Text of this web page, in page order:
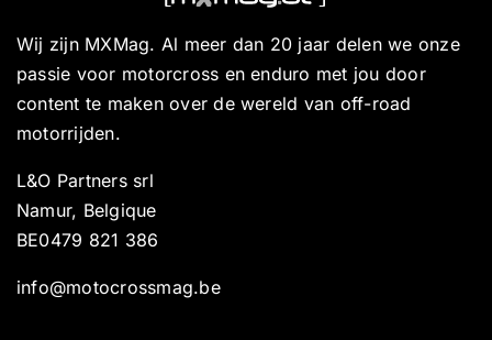
Wij zijn MXMag. Al meer dan 20 jaar delen we onze
passie voor motorcross en enduro met jou door
content te maken over de wereld van off-road
motorrijden.
L&O Partners srl
Namur, Belgique
BE0479 821 386
info@motocrossmag.be